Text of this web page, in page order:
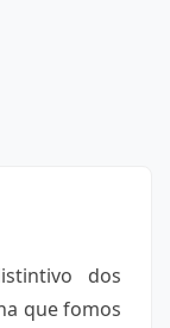
dos
que fomos